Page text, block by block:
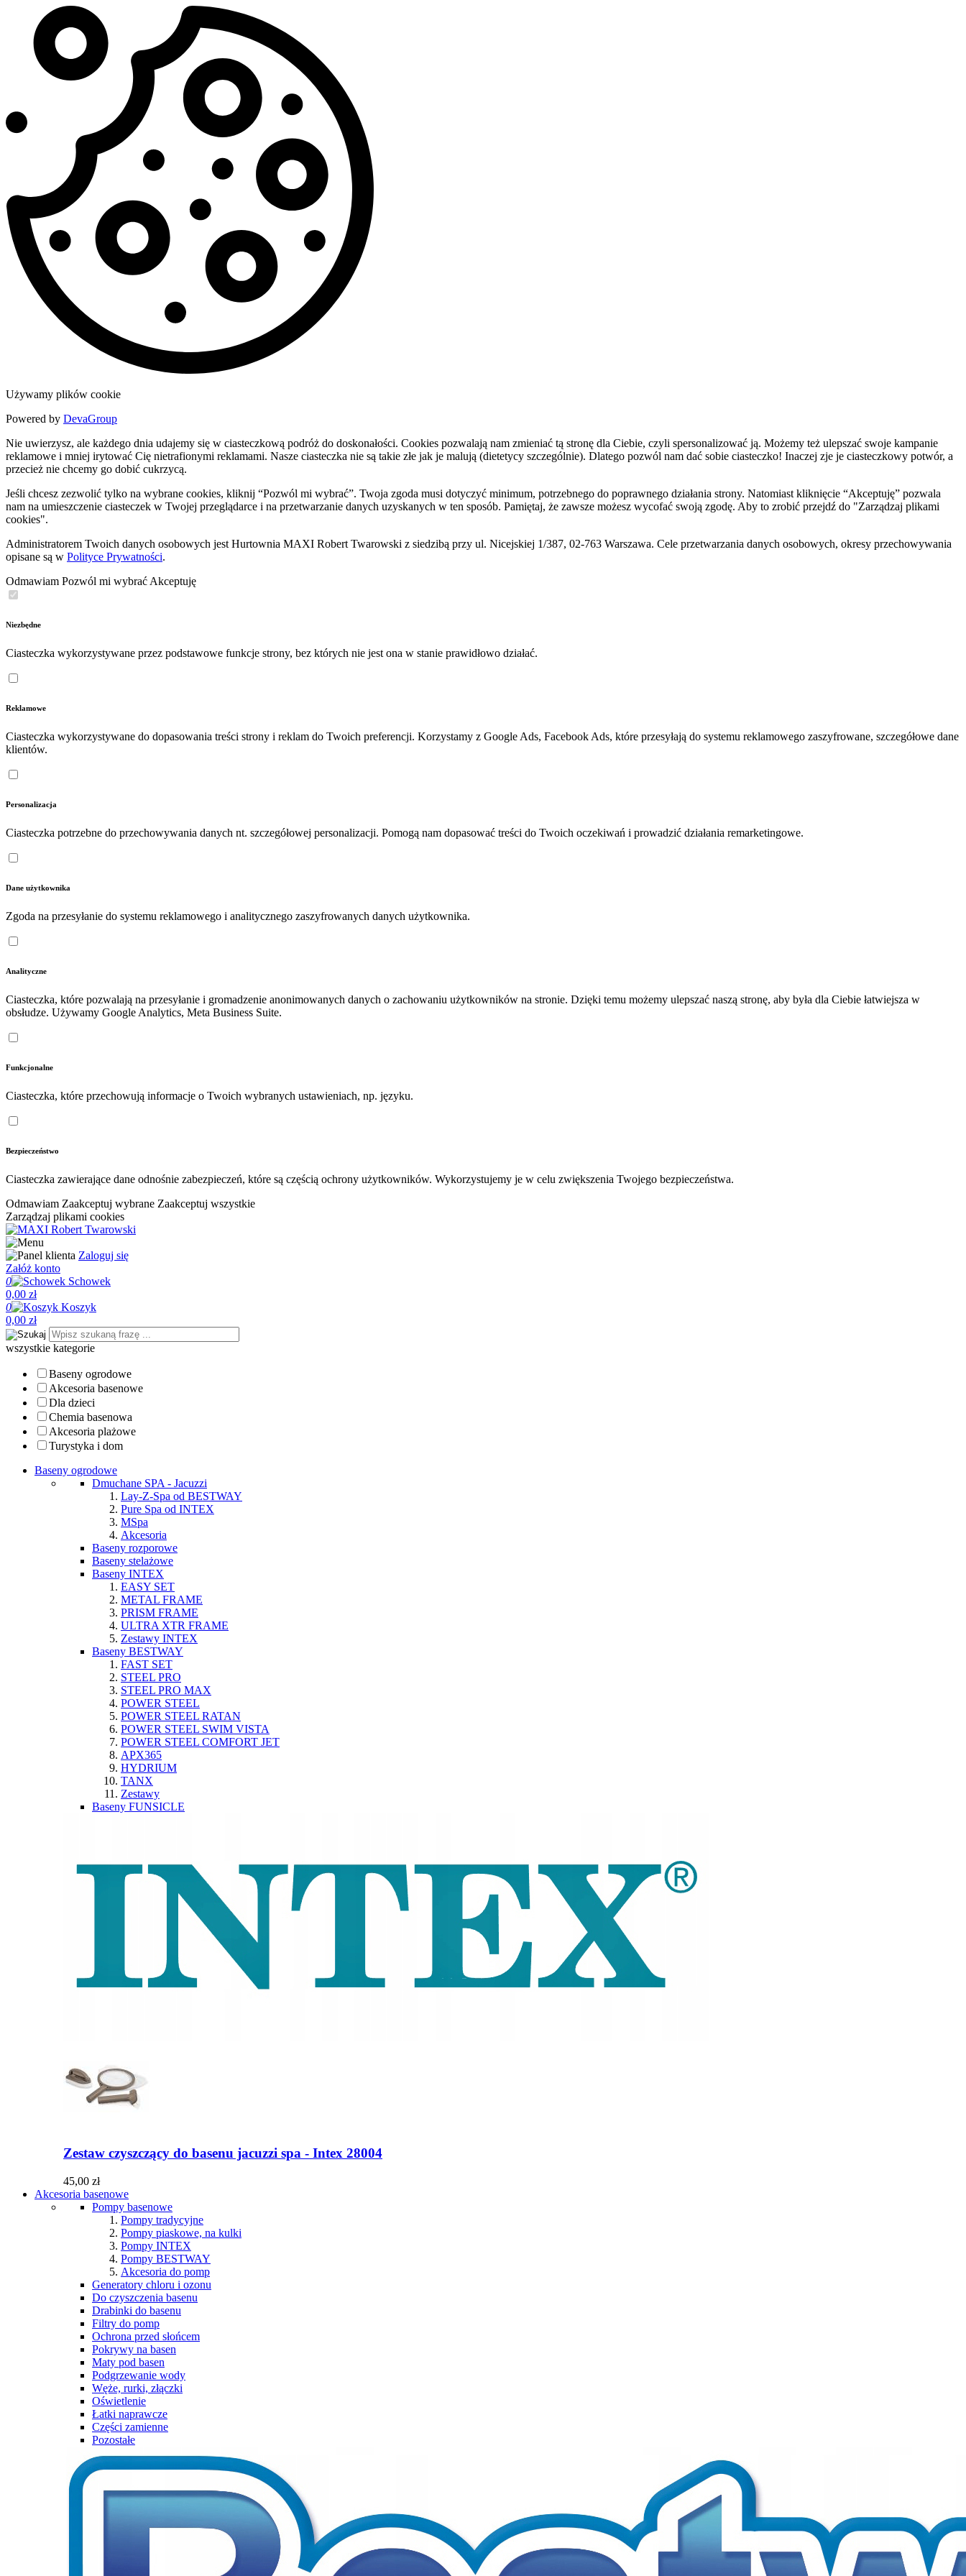
Używamy plików cookie
Powered by DevaGroup
Nie uwierzysz, ale każdego dnia udajemy się w ciasteczkową podróż do doskonałości. Cookies pozwalają nam zmieniać tą stronę dla Ciebie, czyli spersonalizować ją. Możemy też ulepszać swoje kampanie
reklamowe i mniej irytować Cię nietrafionymi reklamami. Nasze ciasteczka nie są takie złe jak je malują (dietetycy szczególnie). Dlatego pozwól nam dać sobie ciasteczko! Inaczej zje je ciasteczkowy potwór, a
przecież nie chcemy go dobić cukrzycą.
Jeśli chcesz zezwolić tylko na wybrane cookies, kliknij “Pozwól mi wybrać”. Twoja zgoda musi dotyczyć minimum, potrzebnego do poprawnego działania strony. Natomiast kliknięcie “Akceptuję” pozwala
nam na umieszczenie ciasteczek w Twojej przeglądarce i na przetwarzanie danych uzyskanych w ten sposób. Pamiętaj, że zawsze możesz wycofać swoją zgodę. Aby to zrobić przejdź do "Zarządzaj plikami
cookies".
Administratorem Twoich danych osobowych jest Hurtownia MAXI Robert Twarowski z siedzibą przy ul. Nicejskiej 1/387, 02-763 Warszawa. Cele przetwarzania danych osobowych, okresy przechowywania
opisane są w Polityce Prywatności.
Odmawiam Pozwól mi wybrać Akceptuję
Niezbędne
Ciasteczka wykorzystywane przez podstawowe funkcje strony, bez których nie jest ona w stanie prawidłowo działać.
Reklamowe
Ciasteczka wykorzystywane do dopasowania treści strony i reklam do Twoich preferencji. Korzystamy z Google Ads, Facebook Ads, które przesyłają do systemu reklamowego zaszyfrowane, szczegółowe dane
klientów.
Personalizacja
Ciasteczka potrzebne do przechowywania danych nt. szczegółowej personalizacji. Pomogą nam dopasować treści do Twoich oczekiwań i prowadzić działania remarketingowe.
Dane użytkownika
Zgoda na przesyłanie do systemu reklamowego i analitycznego zaszyfrowanych danych użytkownika.
Analityczne
Ciasteczka, które pozwalają na przesyłanie i gromadzenie anonimowanych danych o zachowaniu użytkowników na stronie. Dzięki temu możemy ulepszać naszą stronę, aby była dla Ciebie łatwiejsza w
obsłudze. Używamy Google Analytics, Meta Business Suite.
Funkcjonalne
Ciasteczka, które przechowują informacje o Twoich wybranych ustawieniach, np. języku.
Bezpieczeństwo
Ciasteczka zawierające dane odnośnie zabezpieczeń, które są częścią ochrony użytkowników. Wykorzystujemy je w celu zwiększenia Twojego bezpieczeństwa.
Odmawiam Zaakceptuj wybrane Zaakceptuj wszystkie
Zarządzaj plikami cookies
Zaloguj się
Załóż konto
0
Schowek
0,00 zł
0
Koszyk
0,00 zł
wszystkie kategorie
Baseny ogrodowe
Akcesoria basenowe
Dla dzieci
Chemia basenowa
Akcesoria plażowe
Turystyka i dom
Baseny ogrodowe
Dmuchane SPA - Jacuzzi
Lay-Z-Spa od BESTWAY
Pure Spa od INTEX
MSpa
Akcesoria
Baseny rozporowe
Baseny stelażowe
Baseny INTEX
EASY SET
METAL FRAME
PRISM FRAME
ULTRA XTR FRAME
Zestawy INTEX
Baseny BESTWAY
FAST SET
STEEL PRO
STEEL PRO MAX
POWER STEEL
POWER STEEL RATAN
POWER STEEL SWIM VISTA
POWER STEEL COMFORT JET
APX365
HYDRIUM
TANX
Zestawy
Baseny FUNSICLE
Zestaw czyszczący do basenu jacuzzi spa - Intex 28004
45,00 zł
Akcesoria basenowe
Pompy basenowe
Pompy tradycyjne
Pompy piaskowe, na kulki
Pompy INTEX
Pompy BESTWAY
Akcesoria do pomp
Generatory chloru i ozonu
Do czyszczenia basenu
Drabinki do basenu
Filtry do pomp
Ochrona przed słońcem
Pokrywy na basen
Maty pod basen
Podgrzewanie wody
Węże, rurki, złączki
Oświetlenie
Łatki naprawcze
Części zamienne
Pozostałe